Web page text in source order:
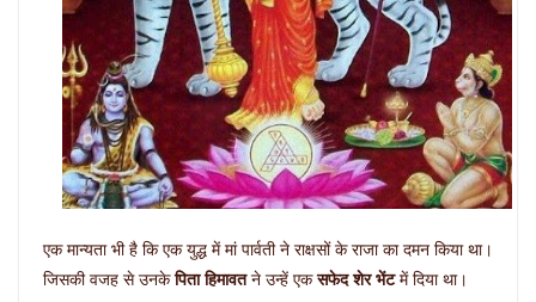
एक मान्यता भी है कि एक युद्ध में मां पार्वती ने राक्षसों के राजा का दमन किया था।
जिसकी वजह से उनकेपिता हिमावतने उन्हें एकसफेद शेर भेंटमें दिया था।